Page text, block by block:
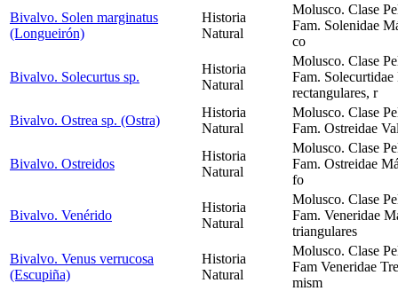
Bivalvo. Solen marginatus
(Longueirón)
Historia
Natural
Molusco. Clase
Fam. Solenidae
co
Bivalvo. Solecurtus sp.
Historia
Natural
Molusco. Clase
Fam.
rectangulares, r
Bivalvo. Ostrea sp. (Ostra)
Historia
Natural
Molusco. Clase
Fam. Ostreidae
Bivalvo. Ostreidos
Historia
Natural
Molusco. Clase
Fam. Ostreidae
fo
Bivalvo. Venérido
Historia
Natural
Molusco. Clase
Fam. Veneridae
triangulares
Bivalvo. Venus verrucosa
(Escupiña)
Historia
Natural
Molusco. Clase
Fam Veneridae
mism